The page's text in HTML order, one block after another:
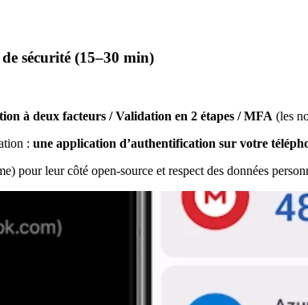
sécurité (15–30 min)
à deux facteurs / Validation en 2 étapes / MFA (les
: une application d’authentification sur votre
pour leur côté open-source et respect des données